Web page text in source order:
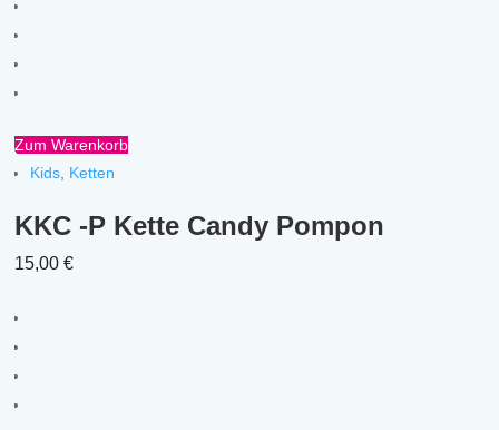
Zum Warenkorb
Kids Ketten
KKC -P Kette Candy Pompon
15,00€